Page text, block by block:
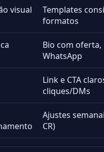
visual
Templates
formatos
Bio com oferta,
WhatsApp
Link e CTA
cliques/DMs
Ajustes
CR)